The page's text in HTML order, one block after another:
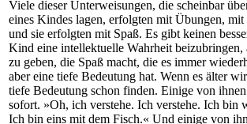
Viele dieser Unterweisungen, die scheinbar
eines Kindes lagen, erfolgten mit Übungen,
und sie erfolgten mit Spaß. Es gibt keinen
Kind eine intellektuelle Wahrheit beizubringen,
zu geben, die Spaß macht, die es immer
aber eine tiefe Bedeutung hat. Wenn es älter
tiefe Bedeutung schon finden. Einige von ihnen
sofort. »Oh, ich verstehe. Ich verstehe. Ich bin
Ich bin eins mit dem Fisch.« Und einige von